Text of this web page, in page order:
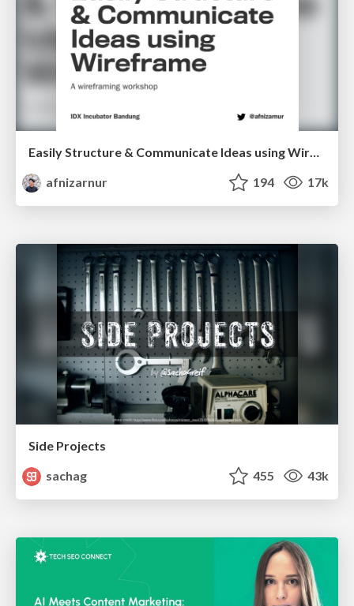
Easily Structure & Communicate Ideas using Wireframe
afnizarnur
194 17k
Side Projects
sachag
455 43k